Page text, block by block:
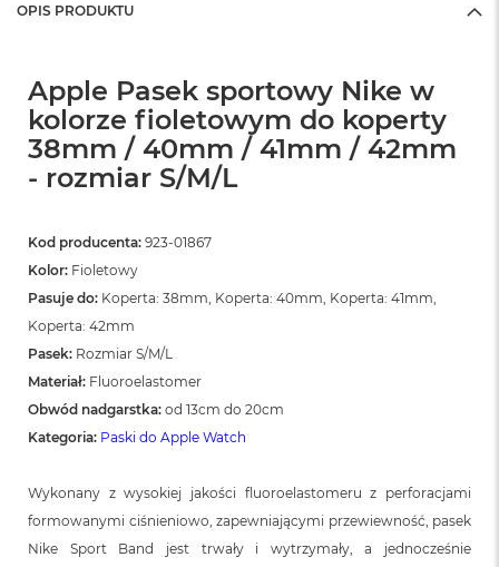
OPIS PRODUKTU
Apple Pasek sportowy Nike w
kolorze fioletowym do koperty
38mm / 40mm / 41mm / 42mm
- rozmiar S/M/L
Kod producenta: 923-01867
Kolor: Fioletowy
Pasuje do: Koperta: 38mm, Koperta: 40mm, Koperta: 41mm,
Koperta: 42mm
Pasek: Rozmiar S/M/L
Materiał: Fluoroelastomer
Obwód nadgarstka: od 13cm do 20cm
Kategoria: Paski do Apple Watch
Wykonany z wysokiej jakości fluoroelastomeru z perforacjami
formowanymi ciśnieniowo, zapewniającymi przewiewność, pasek
Nike Sport Band jest trwały i wytrzymały, a jednocześnie